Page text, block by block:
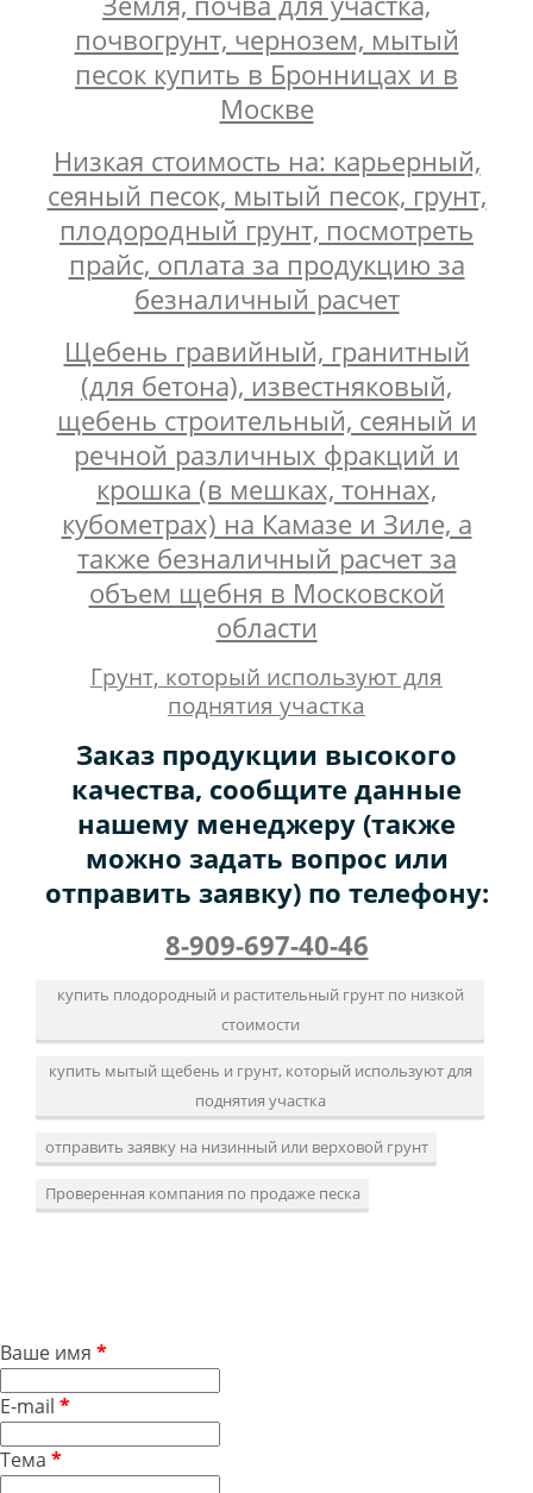
почвогрунт, чернозем, мытый
песок купить в Бронницах и в
Москве
Низкая стоимость на: карьерный,
сеяный песок, мытый песок, грунт,
плодородный грунт, посмотреть
прайс, оплата за продукцию за
безналичный расчет
Щебень гравийный, гранитный
(для бетона), известняковый,
щебень строительный, сеяный и
речной различных фракций и
крошка (в мешках, тоннах,
кубометрах) на Камазе и Зиле, а
также безналичный расчет за
объем щебня в Московской
области
Грунт, который используют для
поднятия участка
Заказ продукции высокого
качества, сообщите данные
нашему менеджеру (также
можно задать вопрос или
отправить заявку) по телефону:
8-909-697-40-46
купить плодородный и растительный грунт по низкой
стоимости
купить мытый щебень и грунт, который используют для
поднятия участка
отправить заявку на низинный или верховой грунт
Проверенная компания по продаже песка
Ваше имя *
E-mail *
Тема *